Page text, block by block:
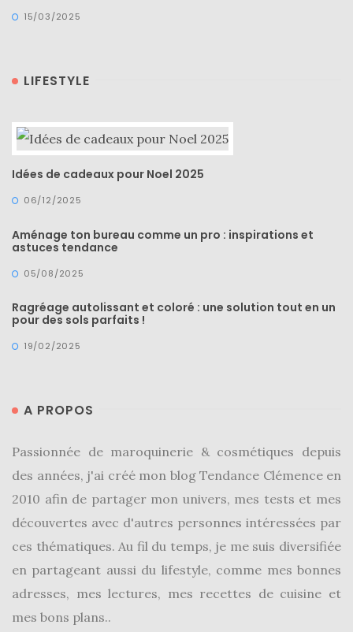
15/03/2025
LIFESTYLE
Idées de cadeaux pour Noel 2025
06/12/2025
Aménage ton bureau comme un pro : inspirations et
astuces tendance
05/08/2025
Ragréage autolissant et coloré : une solution tout en un
pour des sols parfaits !
19/02/2025
A PROPOS
Passionnée de maroquinerie & cosmétiques depuis
des années, j'ai créé mon blog Tendance Clémence en
2010 afin de partager mon univers, mes tests et mes
découvertes avec d'autres personnes intéressées par
ces thématiques. Au fil du temps, je me suis diversifiée
en partageant aussi du lifestyle, comme mes bonnes
adresses, mes lectures, mes recettes de cuisine et
mes bons plans..